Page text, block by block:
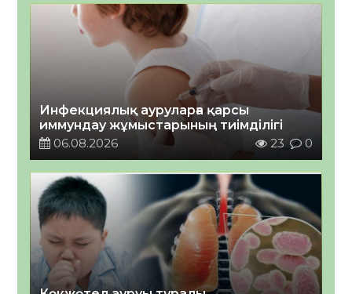
Инфекциялық ауруларға қарсы
иммундау жұмыстарының тиімділігі
06.08.2026
23 0